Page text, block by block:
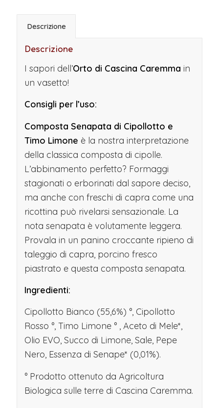
Descrizione
Descrizione
I sapori dell’Orto di Cascina Caremma in
un vasetto!
Consigli per l’uso:
Composta Senapata di Cipollotto e
Timo Limone è la nostra interpretazione
della classica composta di cipolle.
L’abbinamento perfetto? Formaggi
stagionati o erborinati dal sapore deciso,
ma anche con freschi di capra come una
ricottina può rivelarsi sensazionale. La
nota senapata è volutamente leggera.
Provala in un panino croccante ripieno di
taleggio di capra, porcino fresco
piastrato e questa composta senapata.
Ingredienti:
Cipollotto Bianco (55,6%) °, Cipollotto
Rosso °, Timo Limone ° , Aceto di Mele*,
Olio EVO, Succo di Limone, Sale, Pepe
Nero, Essenza di Senape* (0,01%).
° Prodotto ottenuto da Agricoltura
Biologica sulle terre di Cascina Caremma.